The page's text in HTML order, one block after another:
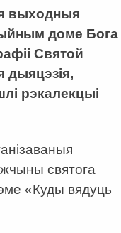
выходныя
доме Бога
Святой
дыяцэзія,
рэкалекцыі
святога
«Куды вядуць